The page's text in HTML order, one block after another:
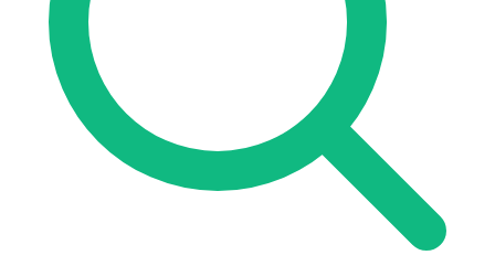
Idioma
🇪🇸 ES
🇬🇧 EN
Acceder